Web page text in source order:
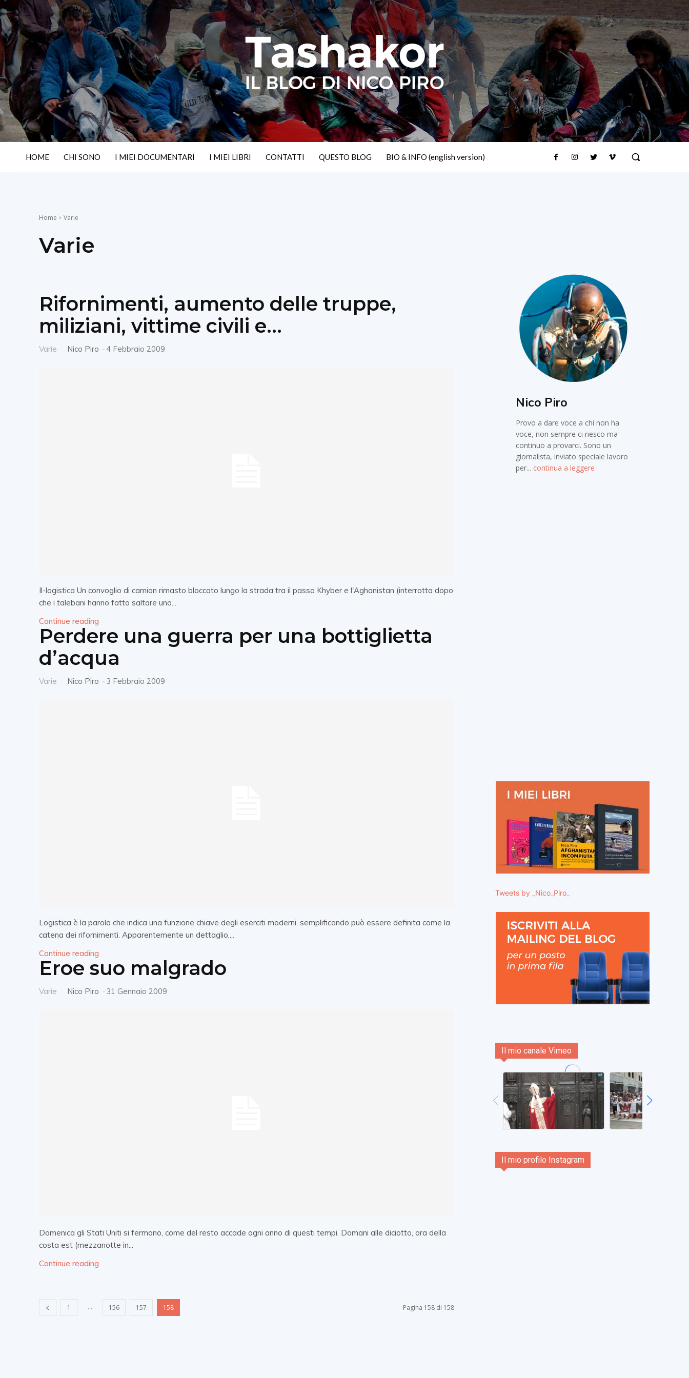
HOME CHI SONO I MIEI DOCUMENTARI I MIEI LIBRI CONTATTI QUESTO BLOG BIO & INFO (english version)
Home Varie
Varie
Rifornimenti, aumento delle truppe,
miliziani, vittime civili e…
Varie Nico Piro -4 Febbraio 2009
Il-logistica Un convoglio di camion rimasto bloccato lungo la strada tra il passo Khyber e l'Aghanistan (interrotta dopo
che i talebani hanno fatto saltare uno...
Continue reading
Perdere una guerra per una bottiglietta
d’acqua
Varie Nico Piro - 3 Febbraio 2009
Logistica è la parola che indica una funzione chiave degli eserciti moderni, semplificando può essere definita come la
catena dei rifornimenti. Apparentemente un dettaglio,...
Continue reading
Eroe suo malgrado
Varie Nico Piro - 31 Gennaio 2009
Domenica gli Stati Uniti si fermano, come del resto accade ogni anno di questi tempi. Domani alle diciotto, ora della
costa est (mezzanotte in...
Continue reading
1 ... 156 157 158 Pagina 158 di 158
Nico Piro
Provo a dare voce a chi non ha
voce, non sempre ci riesco ma
continuo a provarci. Sono un
giornalista, inviato speciale lavoro
per... continua a leggere
Tweets by _Nico_Piro_
Il mio canale Vimeo
Il mio profilo Instagram